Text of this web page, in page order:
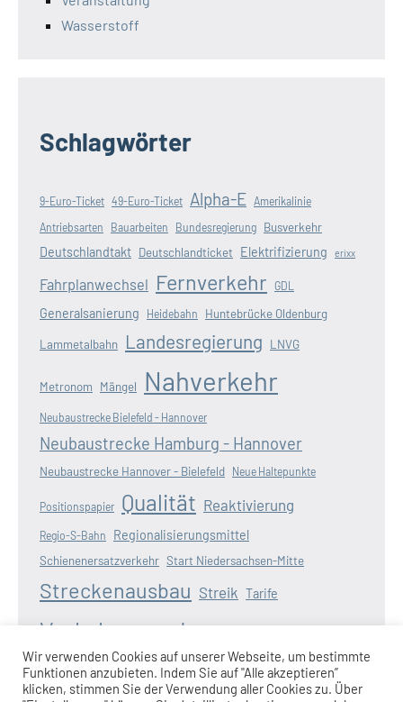
Wasserstoff
Schlagwörter
9-Euro-Ticket 49-Euro-Ticket Alpha-E Amerikalinie
Antriebsarten Bauarbeiten Bundesregierung Busverkehr
Deutschlandtakt Deutschlandticket Elektrifizierung erixx
Fahrplanwechsel Fernverkehr GDL
Generalsanierung Heidebahn Huntebrücke Oldenburg
Lammetalbahn Landesregierung LNVG
Metronom Mängel Nahverkehr
Neubaustrecke Bielefeld - Hannover
Neubaustrecke Hamburg - Hannover
Neubaustrecke Hannover - Bielefeld Neue Haltepunkte
Positionspapier Qualität Reaktivierung
Regio-S-Bahn Regionalisierungsmittel
Schienenersatzverkehr Start Niedersachsen-Mitte
Streckenausbau Streik Tarife
Verkehrswende
Weserbahn Wunderline Zugangebot Zugausfälle
Wir verwenden Cookies auf unserer Webseite, um bestimmte
Funktionen anzubieten. Indem Sie auf "Alle akzeptieren”
klicken, stimmen Sie der Verwendung aller Cookies zu. Über